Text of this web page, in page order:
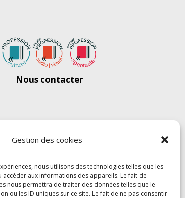
Gestion des cookies
nous utilisons des technologies telles que les
aux informations des appareils. Le fait de
nous permettra de traiter des données telles que le
ou les ID uniques sur ce site. Le fait de ne pas consentir
Nous contacter